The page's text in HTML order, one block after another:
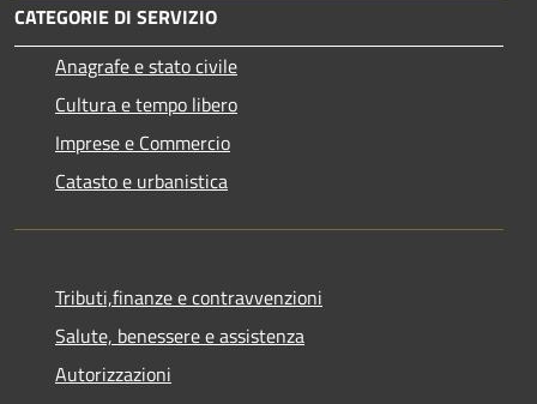
CATEGORIE DI SERVIZIO
Anagrafe e stato civile
Cultura e tempo libero
Imprese e Commercio
Catasto e urbanistica
Tributi,finanze e contravvenzioni
Salute, benessere e assistenza
Autorizzazioni